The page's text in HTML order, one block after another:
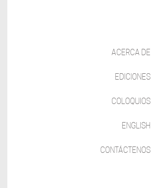
ACERCA DE
EDICIONES
COLOQUIOS
ENGLISH
CONTÁCTENOS